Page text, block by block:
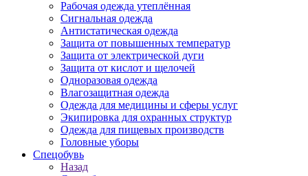
Рабочая одежда утеплённая
Сигнальная одежда
Антистатическая одежда
Защита от повышенных температур
Защита от электрической дуги
Защита от кислот и щелочей
Одноразовая одежда
Влагозащитная одежда
Одежда для медицины и сферы услуг
Экипировка для охранных структур
Одежда для пищевых производств
Головные уборы
Спецобувь
Назад